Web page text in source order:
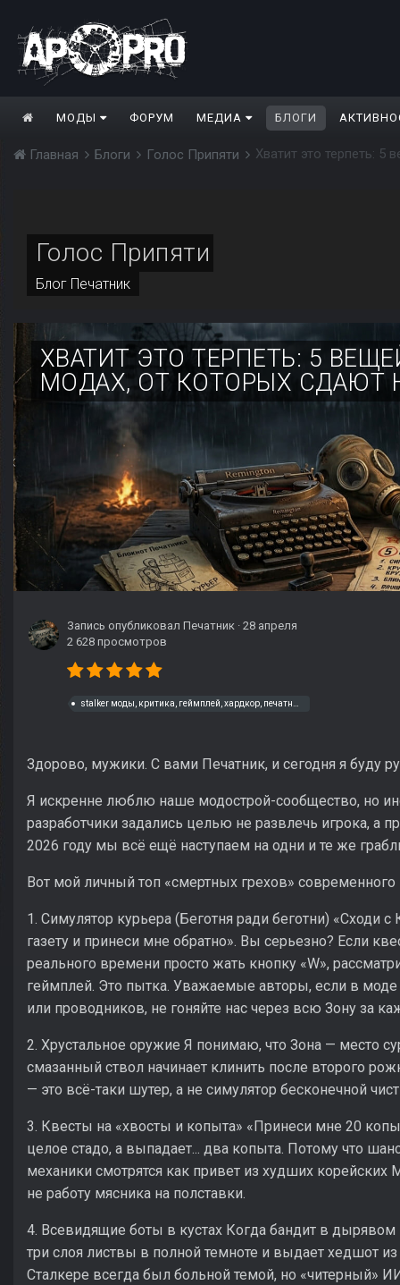
МОДЫ ФОРУМ МЕДИА БЛОГИ
Главная Блоги Голос Припяти
Голос Припяти
Блог Печатник
ХВАТИТ ЭТО ТЕРПЕТЬ: 5
МОДАХ, ОТ КОТОРЫХ СДАЮТ
Запись опубликовал Печатник · 28 апреля
2 628 просмотров
Здорово, мужики. С вами Печатник, и сегодня я буду
Я искренне люблю наше модострой-сообщество, но
разработчики задались целью не развлечь игрока, а
2026 году мы всё ещё наступаем на одни и те же
Вот мой личный топ «смертных грехов» современного
1. Симулятор курьера (Беготня ради беготни) «Сходи
газету и принеси мне обратно». Вы серьезно? Если
реального времени просто жать кнопку «W»,
геймплей. Это пытка. Уважаемые авторы, если в
или проводников, не гоняйте нас через всю Зону за
2. Хрустальное оружие Я понимаю, что Зона — место
смазанный ствол начинает клинить после второго
— это всё-таки шутер, а не симулятор бесконечной
3. Квесты на «хвосты и копыта» «Принеси мне 20
целое стадо, а выпадает... два копыта. Потому что
механики смотрятся как привет из худших корейских
не работу мясника на полставки.
4. Всевидящие боты в кустах Когда бандит в
три слоя листвы в полной темноте и выдает хедшот
Сталкере всегда был больной темой, но «читерный»